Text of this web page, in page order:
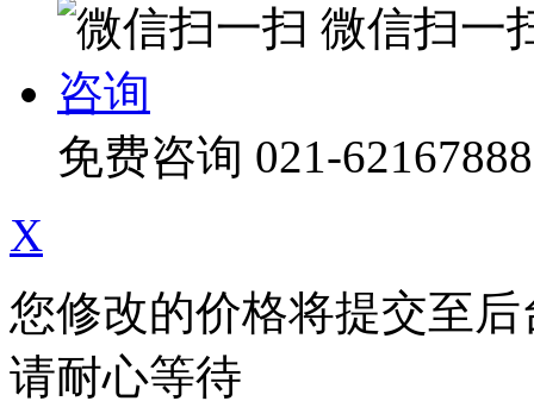
微信扫一
咨询
免费咨询 021-62167888
X
您修改的价格将提交至
请耐心等待